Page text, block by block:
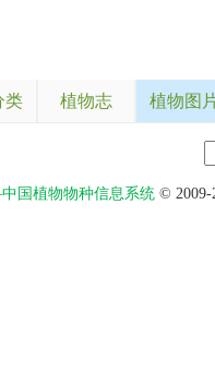
类 植物志 植物图
国植物物种信息系统 ©